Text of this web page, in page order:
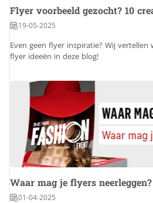
Flyer voorbeeld gezocht? 10
19-05-2025
Even geen flyer inspiratie? Wij vertellen
flyer ideeën in deze blog!
Waar mag je flyers neerleggen?
01-04-2025